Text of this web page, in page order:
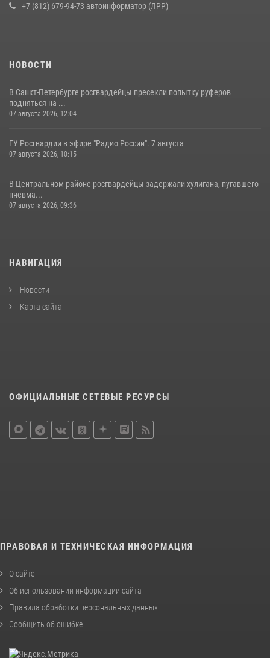
+7 (812) 679-94-73 автоинформатор (ЛРР)
НОВОСТИ
В Санкт-Петербурге росгвардейцы пресекли попытку руферов
подняться на ...
07 августа 2026, 12:04
ГУ Росгвардии в эфире "Радио России". 7 августа
07 августа 2026, 10:15
В Центральном районе росгвардейцы задержали хулигана, пугавшего
пневма...
07 августа 2026, 09:36
НАВИГАЦИЯ
Новости
Карта сайта
ОФИЦИАЛЬНЫЕ СЕТЕВЫЕ РЕСУРСЫ
ПРАВОВАЯ И ТЕХНИЧЕСКАЯ ИНФОРМАЦИЯ
О сайте
Об использовании информации сайта
Правила обработки персональных данных
Сообщить об ошибке